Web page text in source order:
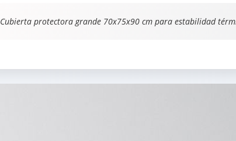
Cubierta protectora grande 70x75x90 cm para estabilidad